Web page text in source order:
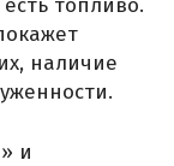
топливо.
наличие
и